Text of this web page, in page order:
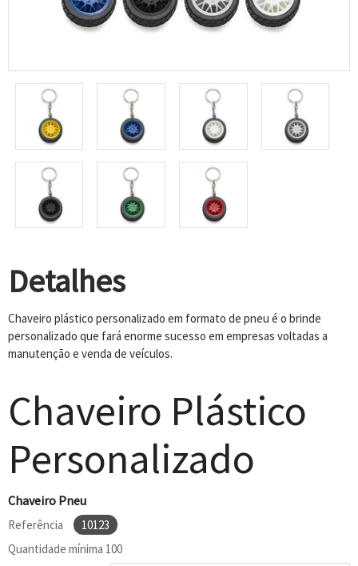
Detalhes
Chaveiro plástico personalizado em formato de pneu é o brinde
personalizado que fará enorme sucesso em empresas voltadas a
manutenção e venda de veículos.
Chaveiro Plástico
Personalizado
Chaveiro Pneu
Referência
10123
Quantidade mínima 100